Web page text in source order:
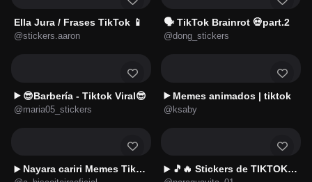
Ella Jura / Frases TikTok 📱
@stickers.aaron
🗣️ TikTok Brainrot 💀part.2
@dong_stickers
▶️ 😎Barbería - Tiktok Viral😎
@maria05_stickers
▶️ Memes animados | tiktok
@ksaby
▶️ Nayara cariri Memes Tiktok ▶️ 🎵🔥 Stickers de TIKTOK 6 🔥🎵